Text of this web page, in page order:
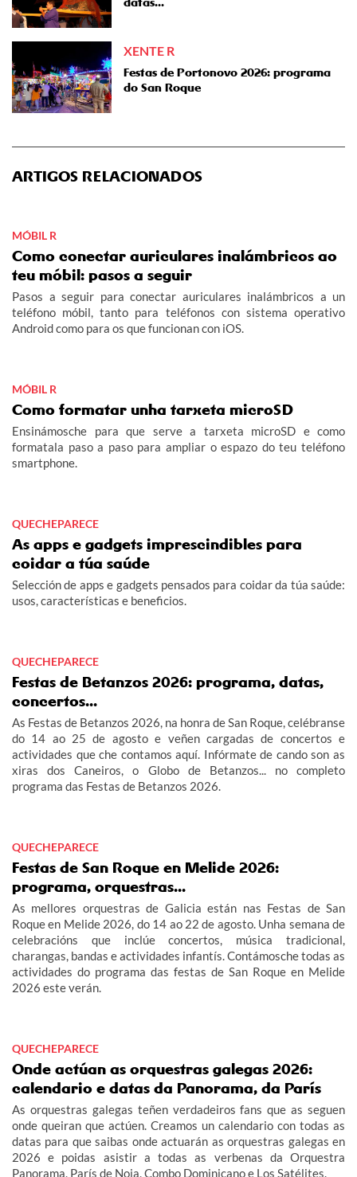
XENTE R
Festas de Portonovo 2026: programa
do San Roque
ARTIGOS RELACIONADOS
MÓBIL R
Como conectar auriculares inalámbricos ao
teu móbil: pasos a seguir
Pasos a seguir para conectar auriculares inalámbricos a un
teléfono móbil, tanto para teléfonos con sistema operativo
Android como para os que funcionan con iOS.
MÓBIL R
Como formatar unha tarxeta microSD
Ensinámosche para que serve a tarxeta microSD e como
formatala paso a paso para ampliar o espazo do teu teléfono
smartphone.
QUECHEPARECE
As apps e gadgets imprescindibles para
coidar a túa saúde
Selección de apps e gadgets pensados para coidar da túa saúde:
usos, características e beneficios.
QUECHEPARECE
Festas de Betanzos 2026: programa, datas,
concertos...
As Festas de Betanzos 2026, na honra de San Roque, celébranse
do 14 ao 25 de agosto e veñen cargadas de concertos e
actividades que che contamos aquí. Infórmate de cando son as
xiras dos Caneiros, o Globo de Betanzos... no completo
programa das Festas de Betanzos 2026.
QUECHEPARECE
Festas de San Roque en Melide 2026:
programa, orquestras...
As mellores orquestras de Galicia están nas Festas de San
Roque en Melide 2026, do 14 ao 22 de agosto. Unha semana de
celebracións que inclúe concertos, música tradicional,
charangas, bandas e actividades infantís. Contámosche todas as
actividades do programa das festas de San Roque en Melide
2026 este verán.
QUECHEPARECE
Onde actúan as orquestras galegas 2026:
calendario e datas da Panorama, da París
As orquestras galegas teñen verdadeiros fans que as seguen
onde queiran que actúen. Creamos un calendario con todas as
datas para que saibas onde actuarán as orquestras galegas en
2026 e poidas asistir a todas as verbenas da Orquestra
Panorama, París de Noia, Combo Dominicano e Los Satélites.